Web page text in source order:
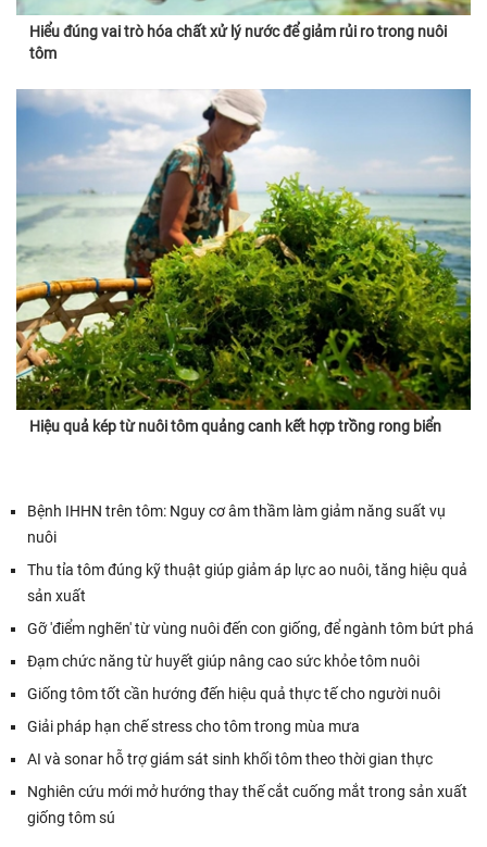
Hiểu đúng vai trò hóa chất xử lý nước để giảm rủi ro trong nuôi
tôm
Hiệu quả kép từ nuôi tôm quảng canh kết hợp trồng rong biển
Bệnh IHHN trên tôm: Nguy cơ âm thầm làm giảm năng suất vụ
nuôi
Thu tỉa tôm đúng kỹ thuật giúp giảm áp lực ao nuôi, tăng hiệu quả
sản xuất
Gỡ 'điểm nghẽn' từ vùng nuôi đến con giống, để ngành tôm bứt phá
Đạm chức năng từ huyết giúp nâng cao sức khỏe tôm nuôi
Giống tôm tốt cần hướng đến hiệu quả thực tế cho người nuôi
Giải pháp hạn chế stress cho tôm trong mùa mưa
AI và sonar hỗ trợ giám sát sinh khối tôm theo thời gian thực
Nghiên cứu mới mở hướng thay thế cắt cuống mắt trong sản xuất
giống tôm sú